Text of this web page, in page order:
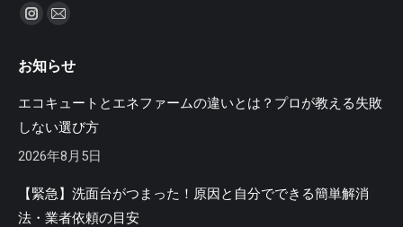
私達を見つけてください：
Instagram
ー
し
い
Mail
ー
し
い
ウ
お知らせ
エコキュートとエネファームの違いとは？プロが教える失敗
しない選び方
2026年8月5日
【緊急】洗面台がつまった！原因と自分でできる簡単解消
法・業者依頼の目安